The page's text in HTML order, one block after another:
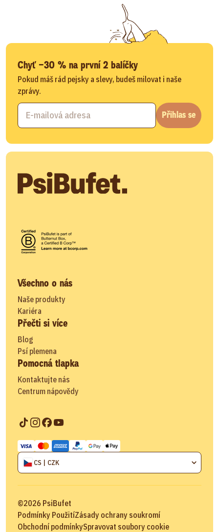
Chyť −30 % na první 2 balíčky
Pokud máš rád pejsky a slevy, budeš milovat i naše
zprávy.
Přihlas se
Všechno o nás
Naše produkty
Kariéra
Přečti si více
Blog
Psí plemena
Pomocná tlapka
Kontaktujte nás
Centrum nápovědy
CS | CZK
©2026 PsiBufet
Podmínky PoužitíZásady ochrany soukromí
Obchodní podmínkySpravovat soubory cookie